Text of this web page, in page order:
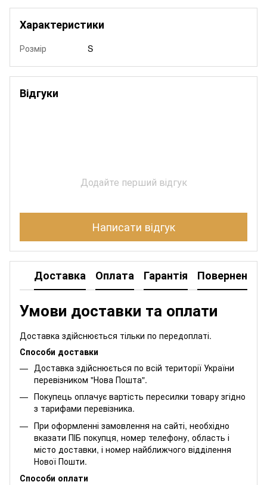
Характеристики
Розмір S
Відгуки
Додайте перший відгук
Написати відгук
Доставка Оплата Гарантія Повернення
Умови доставки та оплати
Доставка здійснюється тільки по передоплаті.
Способи доставки
Доставка здійснюється по всій території України
перевізником "Нова Пошта".
Покупець оплачує вартість пересилки товару згідно
з тарифами перевізника.
При оформленні замовлення на сайті, необхідно
вказати ПІБ покупця, номер телефону, область і
місто доставки, і номер найближчого відділення
Нової Пошти.
Способи оплати